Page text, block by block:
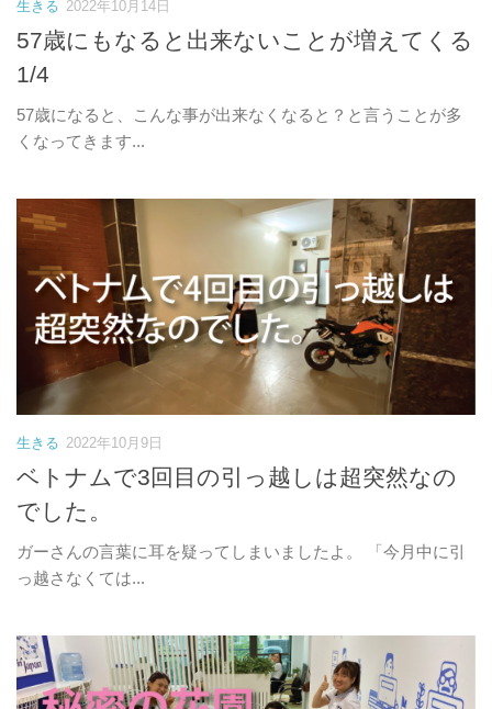
生きる 2022年10月14日
57歳にもなると出来ないことが増えてくる
1/4
57歳になると、こんな事が出来なくなると？と言うことが多
くなってきます...
生きる 2022年10月9日
ベトナムで3回目の引っ越しは超突然なの
でした。
ガーさんの言葉に耳を疑ってしまいましたよ。 「今月中に引
っ越さなくては...